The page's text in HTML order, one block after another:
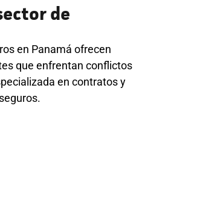
de
en Panamá ofrecen
que enfrentan conflictos
en contratos y